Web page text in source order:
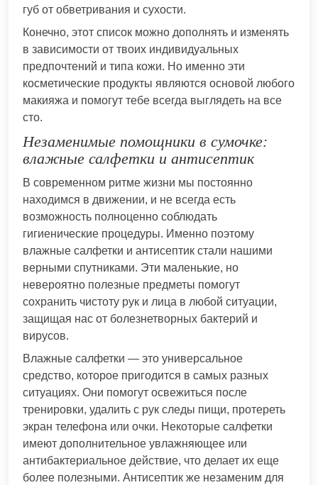
губ от обветривания и сухости.
Конечно, этот список можно дополнять и изменять
в зависимости от твоих индивидуальных
предпочтений и типа кожи. Но именно эти
косметические продукты являются основой любого
макияжа и помогут тебе всегда выглядеть на все
сто.
Незаменимые помощники в сумочке:
влажные салфетки и антисептик
В современном ритме жизни мы постоянно
находимся в движении, и не всегда есть
возможность полноценно соблюдать
гигиенические процедуры. Именно поэтому
влажные салфетки и антисептик стали нашими
верными спутниками. Эти маленькие, но
невероятно полезные предметы помогут
сохранить чистоту рук и лица в любой ситуации,
защищая нас от болезнетворных бактерий и
вирусов.
Влажные салфетки — это универсальное
средство, которое пригодится в самых разных
ситуациях. Они помогут освежиться после
тренировки, удалить с рук следы пищи, протереть
экран телефона или очки. Некоторые салфетки
имеют дополнительное увлажняющее или
антибактериальное действие, что делает их еще
более полезными. Антисептик же незаменим для